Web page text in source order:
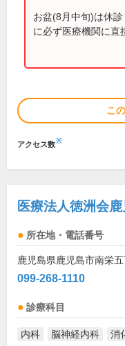
お盆(8月中旬)は休
に必ず医療機関に直
こ
アクセス数※
医療法人徳洲会
所在地・電話番号
鹿児島県鹿児島市南栄
099-268-1110
診療科目
内科 脳神経内科 消